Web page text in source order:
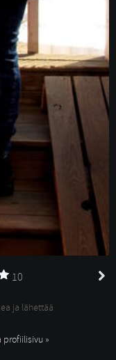
10
ja lähettää
profiilisivu »